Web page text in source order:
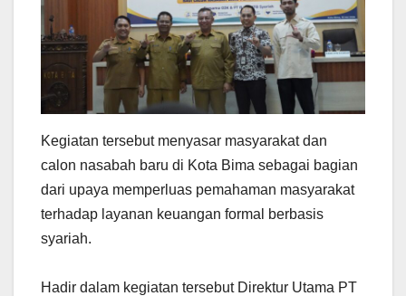
Kegiatan tersebut menyasar masyarakat dan
calon nasabah baru di Kota Bima sebagai bagian
dari upaya memperluas pemahaman masyarakat
terhadap layanan keuangan formal berbasis
syariah.
Hadir dalam kegiatan tersebut Direktur Utama PT